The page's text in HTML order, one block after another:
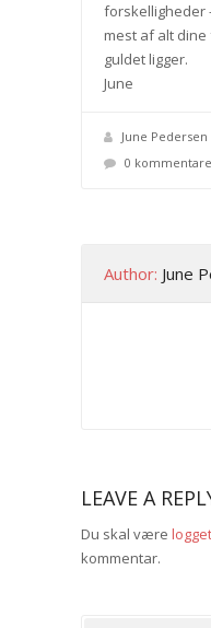
forskelligheder
mest af alt
guldet ligger.
June
June Pedersen
0
Author: June
LEAVE A
Du skal være
kommentar.